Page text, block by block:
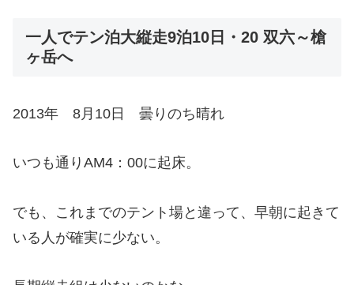
一人でテン泊大縦走9泊10日・20 双六～槍
ヶ岳へ
2013年 8月10日 曇りのち晴れ
いつも通りAM4：00に起床。
でも、これまでのテント場と違って、早朝に起きて
いる人が確実に少ない。